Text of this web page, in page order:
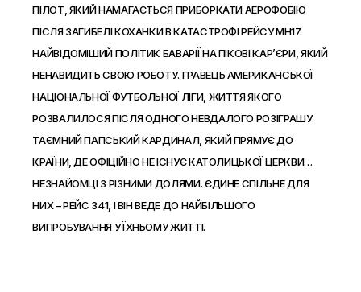
ПІЛОТ, ЯКИЙ НАМАГАЄТЬСЯ ПРИБОРКАТИ АЕРОФОБІЮ
ПІСЛЯ ЗАГИБЕЛІ КОХАНКИ В КАТАСТРОФІ РЕЙСУ MH17.
НАЙВІДОМІШИЙ ПОЛІТИК БАВАРІЇ НА ПІКОВІ КАР’ЄРИ, ЯКИЙ
НЕНАВИДИТЬ СВОЮ РОБОТУ. ГРАВЕЦЬ АМЕРИКАНСЬКОЇ
НАЦІОНАЛЬНОЇ ФУТБОЛЬНОЇ ЛІГИ, ЖИТТЯ ЯКОГО
РОЗВАЛИЛОСЯ ПІСЛЯ ОДНОГО НЕВДАЛОГО РОЗІГРАШУ.
ТАЄМНИЙ ПАПСЬКИЙ КАРДИНАЛ, ЯКИЙ ПРЯМУЄ ДО
КРАЇНИ, ДЕ ОФІЦІЙНО НЕ ІСНУЄ КАТОЛИЦЬКОЇ ЦЕРКВИ…
НЕЗНАЙОМЦІ З РІЗНИМИ ДОЛЯМИ. ЄДИНЕ СПІЛЬНЕ ДЛЯ
НИХ – РЕЙС 341, І ВІН ВЕДЕ ДО НАЙБІЛЬШОГО
ВИПРОБУВАННЯ У ЇХНЬОМУ ЖИТТІ.